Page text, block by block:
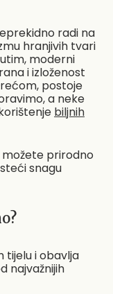
radi na
hranjivih tvari
moderni
i izloženost
postoje
a neke
biljnih
prirodno
snagu
tijelu i obavlja
najvažnijih